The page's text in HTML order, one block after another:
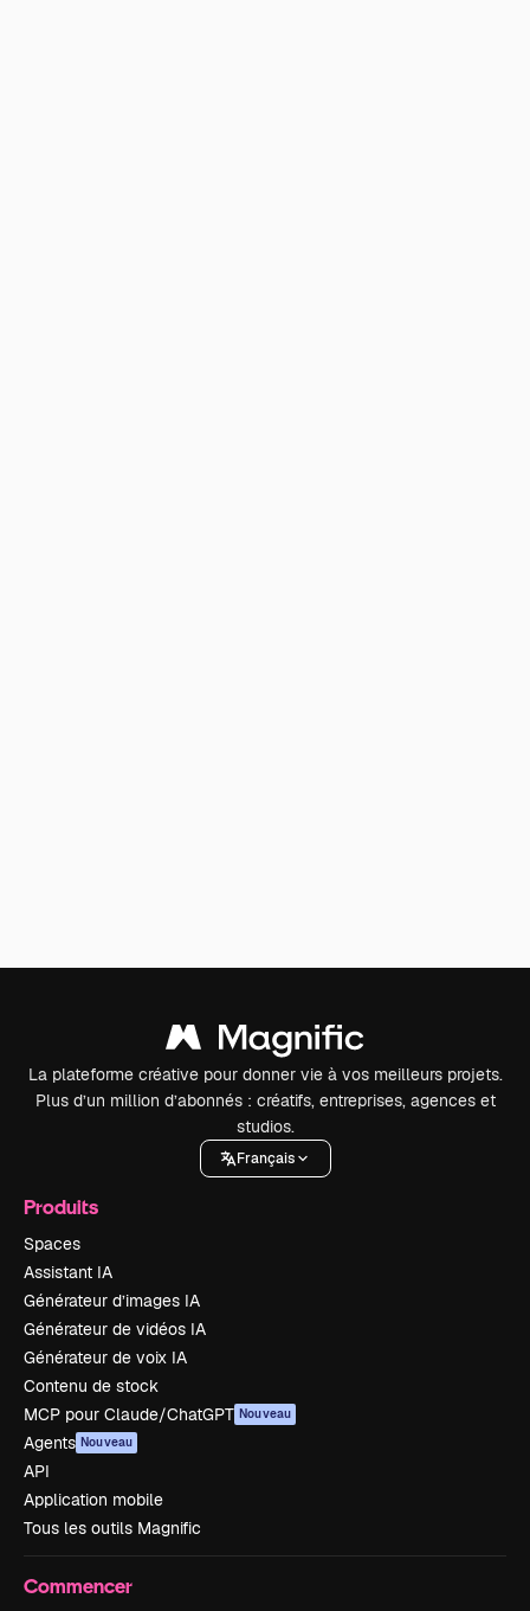
La plateforme créative pour donner vie à vos meilleurs projets.
Plus d’un million d’abonnés : créatifs, entreprises, agences et
studios.
Français
Produits
Spaces
Assistant IA
Générateur d’images IA
Générateur de vidéos IA
Générateur de voix IA
Contenu de stock
MCP pour Claude/ChatGPT Nouveau
Agents Nouveau
API
Application mobile
Tous les outils Magnific
Commencer